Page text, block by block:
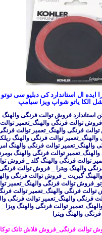
ایده ال استاندارد کی دبلیو سی
الکا یاتو شواپ ویزا سیامپ
استاندارد فروش توالت فرنگی
فروش توالت فرنگی والهنگ_تعمیر
فرنگی والهنگ_تعمیر توالت
توالت فرنگی والهنگ
والهنگ_تعمیر توالت فرنگی والهنگ
توالت فرنگی والهنگ
توالت فرنگی والهنگ گلد _ فروش
والهنگ ویترا _ فروش توالت
گبریت _ فروش توالت فرنگی
توالت فرنگی والهنگ_تعمیر
فرنگی والهنگ_تعمیر توالت
فرنگی والهنگ_تعمیر توالت فرنگی
توالت فرنگی والهنگ
فرنگی والهنگ ویترا
توالت فرنگی_فروش فلاش تانک